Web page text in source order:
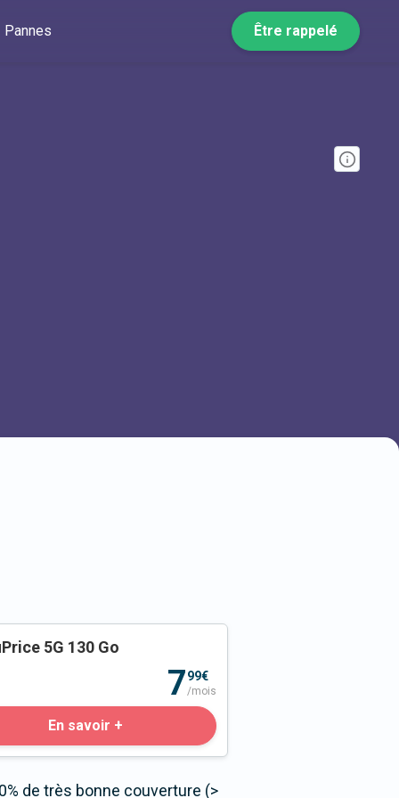
Pannes Être rappelé
5G 130 Go
799€
/mois
En savoir +
de très bonne couverture (>